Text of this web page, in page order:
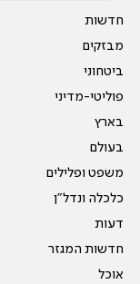
חדשות
מבזקים
ביטחוני
פוליטי-מדיני
בארץ
בעולם
משפט ופלילים
כלכלה ונדל"ן
דעות
חדשות המגזר
אוכל